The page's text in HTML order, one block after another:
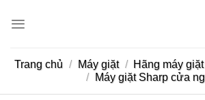
Trang chủ / Máy giặt / Hãng máy giặt
/
Máy giặt Sharp cửa